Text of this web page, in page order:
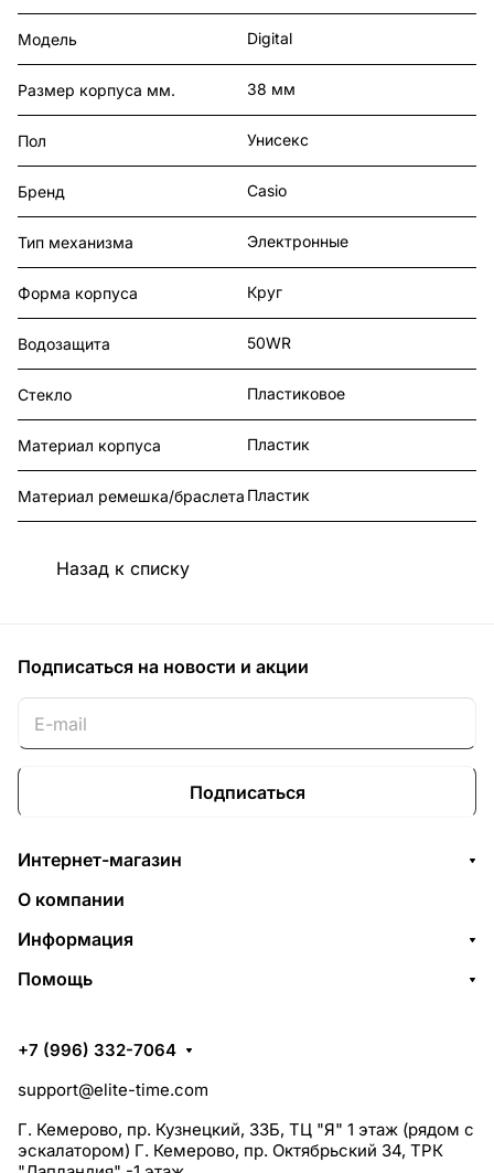
Модель Digital
Размер корпуса мм. 38 мм
Пол Унисекс
Бренд Casio
Тип механизма Электронные
Форма корпуса Круг
Водозащита 50WR
Стекло Пластиковое
Материал корпуса Пластик
Материал ремешка/браслета Пластик
Назад к списку
Подписаться на новости и акции
Подписаться
Интернет-магазин
О компании
Информация
Помощь
+7 (996) 332-7064
support@elite-time.com
Г. Кемерово, пр. Кузнецкий, 33Б, ТЦ "Я" 1 этаж (рядом с
эскалатором) Г. Кемерово, пр. Октябрьский 34, ТРК